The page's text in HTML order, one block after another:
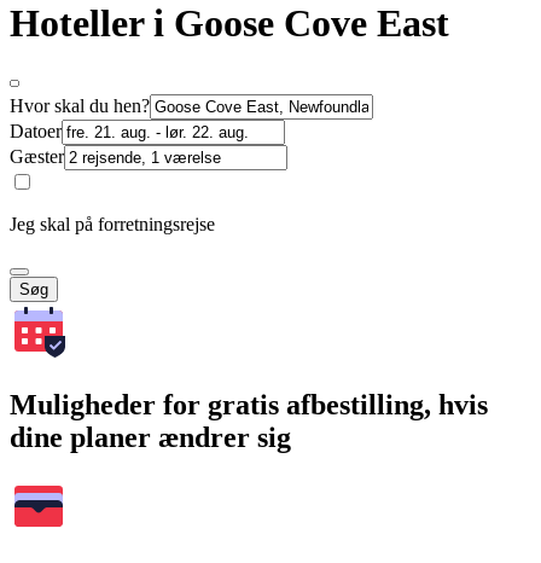
Hoteller i Goose Cove East
Hvor skal du hen?
Datoer
Gæster
Jeg skal på forretningsrejse
Søg
Muligheder for gratis afbestilling, hvis
dine planer ændrer sig